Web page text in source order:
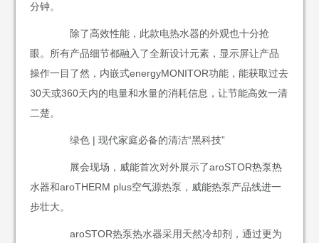
分钟。
除了高效性能，此款电热水器的外观也十分抢
眼。所有产品细节都融入了全新设计元素，显示屏让产品
操作一目了然，内嵌式energyMONITOR功能，能获取过去
30天或360天内的电量和水量的消耗信息，让节能高效一清
二楚。
绿色 | 现代家庭必备的清洁“黑科技”
展会现场，威能首次对外展示了aroSTOR热泵热
水器和aroTHERM plus空气源热泵，威能热泵产品线进一
步壮大。
aroSTOR热泵热水器采用天然冷却剂，通过更为